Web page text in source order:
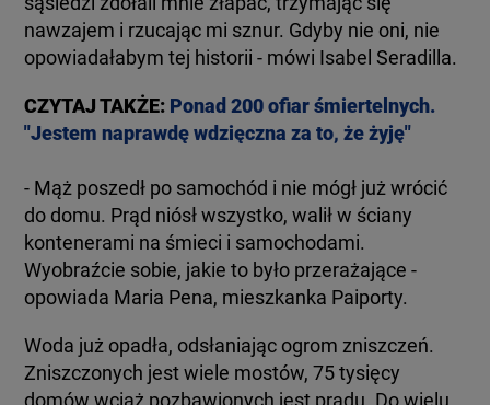
nawzajem i rzucając mi sznur. Gdyby nie oni, nie
opowiadałabym tej historii - mówi Isabel Seradilla.
CZYTAJ TAKŻE: Ponad 200 ofiar śmiertelnych.
"Jestem naprawdę wdzięczna za to, że żyję"
- Mąż poszedł po samochód i nie mógł już wrócić
do domu. Prąd niósł wszystko, walił w ściany
kontenerami na śmieci i samochodami.
Wyobraźcie sobie, jakie to było przerażające -
opowiada Maria Pena, mieszkanka Paiporty.
Woda już opadła, odsłaniając ogrom zniszczeń.
Zniszczonych jest wiele mostów, 75 tysięcy
domów wciąż pozbawionych jest prądu. Do wielu